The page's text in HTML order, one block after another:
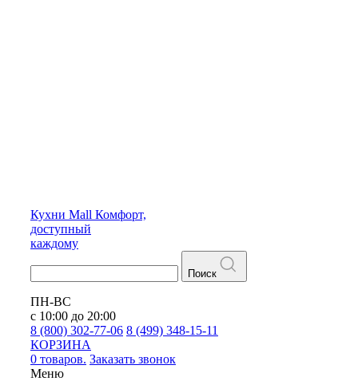
Кухни Mall Комфорт,
доступный
каждому
Поиск
ПН-ВС
с 10:00 до 20:00
8 (800) 302-77-06 8 (499) 348-15-11
КОРЗИНА
0 товаров. Заказать звонок
Меню